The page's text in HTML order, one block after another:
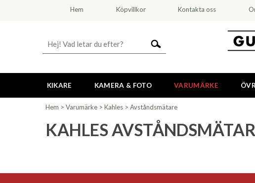
Hem Köpvillkor Kontakta oss
KIKARE KAMERA & FOTO VARUMÄRKE
Hem > Varumärke > Kahles > Avståndsmätare
KAHLES